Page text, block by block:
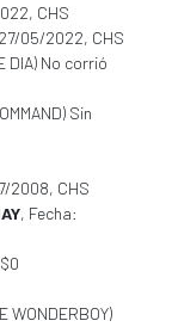
CHS
05/2022, CHS
DIA) No corrió
Sin
2008, CHS
, Fecha:
WONDERBOY)